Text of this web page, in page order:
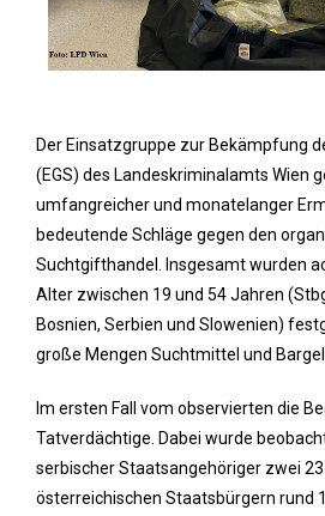
Der Einsatzgruppe zur Bekämpfung
(EGS) des Landeskriminalamts Wien
umfangreicher und monatelanger
bedeutende Schläge gegen den
Suchtgifthandel. Insgesamt wurden
Alter zwischen 19 und 54 Jahren
Bosnien, Serbien und Slowenien)
große Mengen Suchtmittel und
Im ersten Fall vom observierten die
Tatverdächtige. Dabei wurde
serbischer Staatsangehöriger zwei
österreichischen Staatsbürgern rund